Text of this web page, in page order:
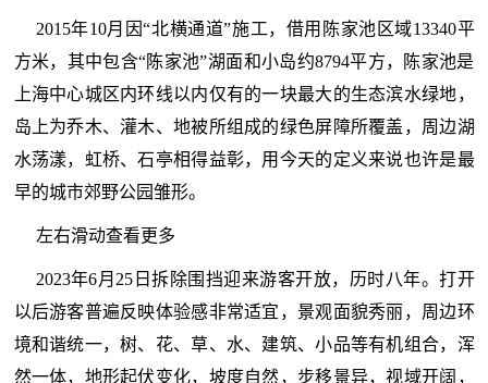
2015年10月因“北横通道”施工，借用陈家池区域13340平
方米，其中包含“陈家池”湖面和小岛约8794平方，陈家池是
上海中心城区内环线以内仅有的一块最大的生态滨水绿地，
岛上为乔木、灌木、地被所组成的绿色屏障所覆盖，周边湖
水荡漾，虹桥、石亭相得益彰，用今天的定义来说也许是最
早的城市郊野公园雏形。
左右滑动查看更多
2023年6月25日拆除围挡迎来游客开放，历时八年。打开
以后游客普遍反映体验感非常适宜，景观面貌秀丽，周边环
境和谐统一，树、花、草、水、建筑、小品等有机组合，浑
然一体，地形起伏变化，坡度自然，步移景异，视域开阔，